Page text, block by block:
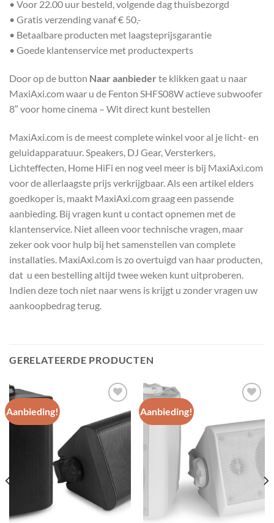
• Voor 22.00 uur besteld, volgende dag thuisbezorgd
• Gratis verzending vanaf € 50,-
• Betaalbare producten met laagsteprijsgarantie
• Goede klantenservice met productexperts
Door op de button Naar aanbieder te klikken gaat u naar
MaxiAxi.com waar u de Fenton SHFS08W actieve subwoofer
8″ voor home cinema – Wit direct kunt bestellen
MaxiAxi.com is de meest complete winkel voor al je licht- en
geluidapparatuur. Speakers, DJ Gear, Versterkers,
Lichteffecten, Home HiFi en nog veel meer is bij MaxiAxi.com
voor de allerlaagste prijs verkrijgbaar. Als een artikel elders
goedkoper is, maakt MaxiAxi.com graag een passende
aanbieding. Bij vragen kunt u contact opnemen met de
klantenservice. Niet alleen voor technische vragen, maar
zeker ook voor hulp bij het samenstellen van complete
installaties. MaxiAxi.com is zo overtuigd van haar producten,
dat u een bestelling altijd twee weken kunt uitproberen.
Indien deze toch niet naar wens is krijgt u zonder vragen uw
aankoopbedrag terug.
GERELATEERDE PRODUCTEN
Aanbieding!
Toevoegen
aan
wenslijst
Aanbieding!
Toevoegen
aan
wenslijst